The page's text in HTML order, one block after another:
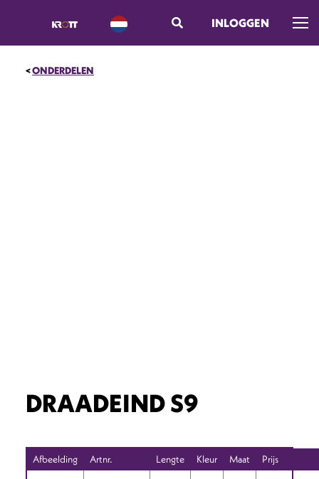
INLOGGEN
ONDERDELEN
DRAADEIND S9
Afbeelding Artnr. Lengte Kleur Maat Prijs